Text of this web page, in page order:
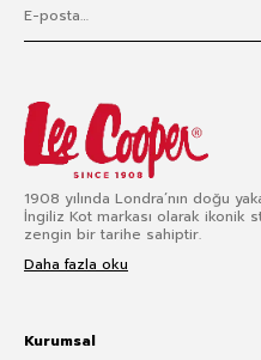
1908 yılında Londra’nın doğu
İngiliz Kot markası olarak ikonik
zengin bir tarihe sahiptir.
Daha fazla oku
Kurumsal